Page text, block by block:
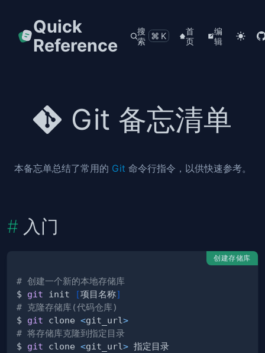
Quick
Reference
搜
索
⌘K
首
页
编
辑
Git 备忘清单
本备忘单总结了常用的 Git 命令行指令，以供快速参考。
入门
创建存储库
# 创建一个新的本地存储库
$ git init [项目名称]
# 克隆存储库(代码仓库)
$ git clone <git_url>
# 将存储库克隆到指定目录
$ git clone <git_url>